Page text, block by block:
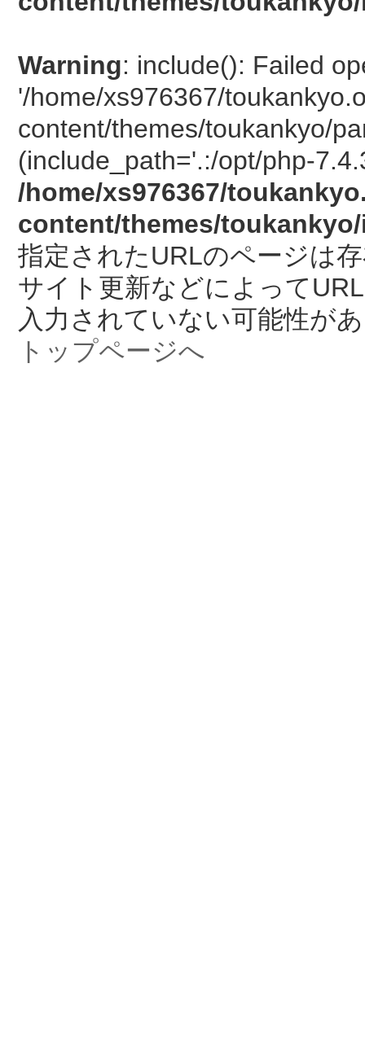
Warning: include(): Failed
'/home/xs976367/
content/themes/toukankyo/
(include_path='.:/opt/php-
/home/xs976367/
content/themes/
指定されたURLのページは
サイト更新などによって
入力されていない可能性が
トップページへ